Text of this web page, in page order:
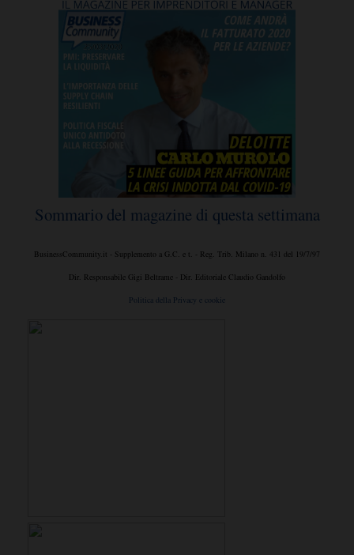
Sommario del magazine di questa settimana
BusinessCommunity.it - Supplemento a G.C. e t. - Reg. Trib. Milano n. 431 del 19/7/97
Dir. Responsabile Gigi Beltrame - Dir. Editoriale Claudio Gandolfo
Politica della Privacy e cookie